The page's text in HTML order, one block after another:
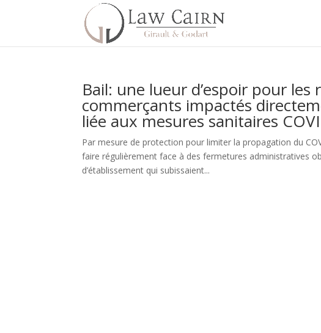
Bail: une lueur d’espoir pour
commerçants impactés
liée aux mesures sanitaires
Par mesure de protection pour limiter la propagation du
faire régulièrement face à des fermetures administratives
d’établissement qui subissaient...